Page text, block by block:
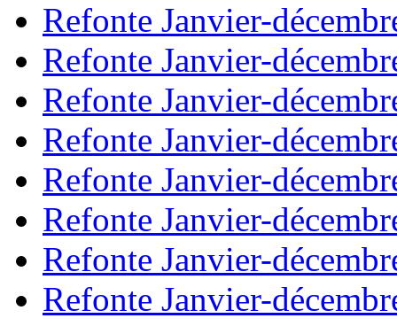
Refonte Janvier-
Refonte Janvier-
Refonte Janvier-
Refonte Janvier-
Refonte Janvier-
Refonte Janvier-
Refonte Janvier-
Refonte Janvier-